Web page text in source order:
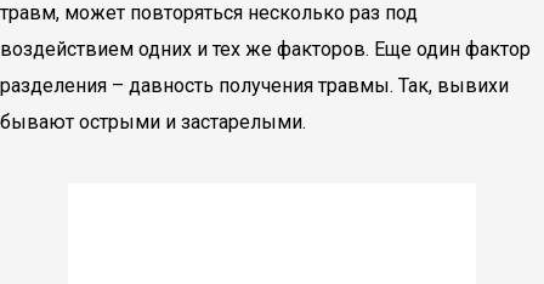
травм, может повторяться несколько раз под
воздействием одних и тех же факторов. Еще один фактор
разделения – давность получения травмы. Так, вывихи
бывают острыми и застарелыми.